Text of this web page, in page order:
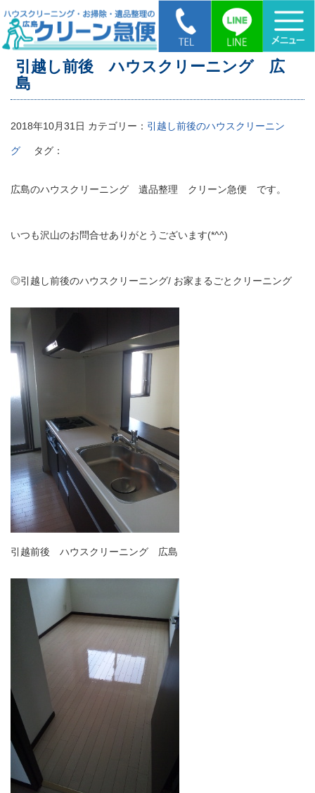
HOME > 引越し前後 ハウスクリーニング 広島
引越し前後 ハウスクリーニング 広
島
2018年10月31日 カテゴリー： 引越し前後のハウスクリーニン
グ タグ：
広島のハウスクリーニング 遺品整理 クリーン急便 です。
いつも沢山のお問合せありがとうございます(*^^)
◎引越し前後のハウスクリーニング/ お家まるごとクリーニング
引越前後 ハウスクリーニング 広島